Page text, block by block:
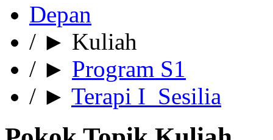
Depan
/ ► Kuliah
/ ► Program S1
/ ► Terapi I_Sesilia